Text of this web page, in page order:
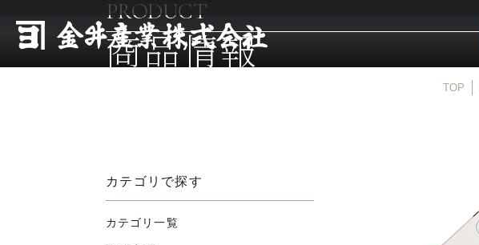
PRODUCT
商品情報
TOP
カテゴリで探す
カテゴリ一覧